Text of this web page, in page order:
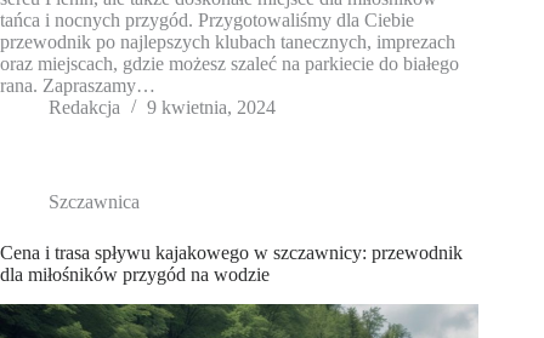
tańca i nocnych przygód. Przygotowaliśmy dla Ciebie
przewodnik po najlepszych klubach tanecznych, imprezach
oraz miejscach, gdzie możesz szaleć na parkiecie do białego
rana. Zapraszamy…
Redakcja
9 kwietnia, 2024
Szczawnica
Cena i trasa spływu kajakowego w szczawnicy: przewodnik
dla miłośników przygód na wodzie